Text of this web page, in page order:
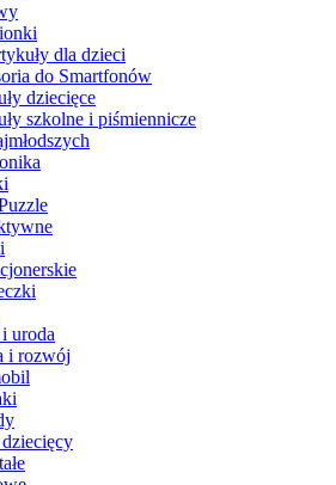
dla dzieci
do Smartfonów
dziecięce
szkolne i piśmiennicze
uroda
i rozwój